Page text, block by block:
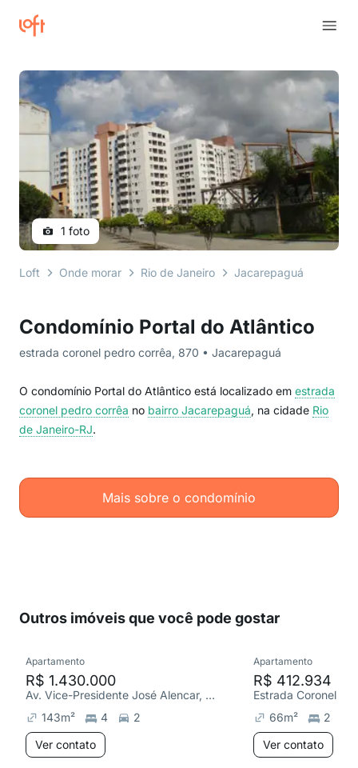
Condomínio Portal do Atlântico
estrada coronel pedro corrêa, 870 • Jacarepaguá
O condomínio Portal do Atlântico está localizado em estrada
coronel pedro corrêa no bairro Jacarepaguá, na cidade Rio
de Janeiro-RJ.
Mais sobre o condomínio
1 foto
Loft Onde morar Rio de Janeiro Jacarepaguá
Outros imóveis que você pode gostar
Apartamento
R$ 1.430.000
Av. Vice-Presidente José Alencar, Barra Olímpica
143m² 4
2
Ver contato
Apartamento
R$ 412.934
66m² 2
Ver contato